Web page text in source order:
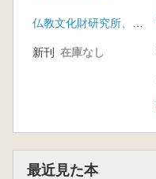
新刊 在庫なし
最近見た本